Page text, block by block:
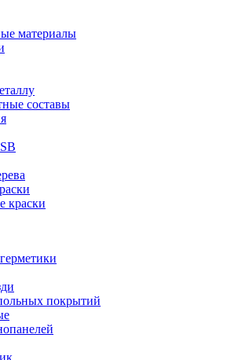
материалы
составы
краски
покрытий